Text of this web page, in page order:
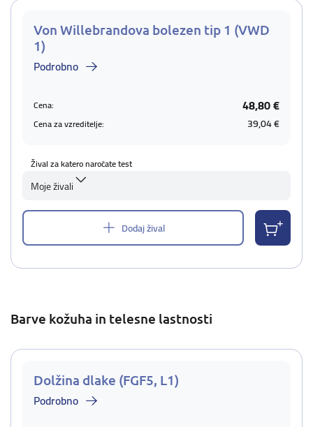
Von Willebrandova bolezen tip 1 (VWD
1)
Podrobno
Cena: 48,80 €
Cena za vzreditelje: 39,04 €
Žival za katero naročate test
Moje živali
Dodaj žival
Barve kožuha in telesne lastnosti
Dolžina dlake (FGF5, L1)
Podrobno